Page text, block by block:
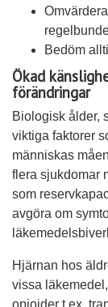
Bedöm
Ökad
förändringar
Biologisk ålder,
viktiga faktorer
människas
flera sjukdomar
som
avgöra om
Hjärnan hos
vissa
opioider t.ex.